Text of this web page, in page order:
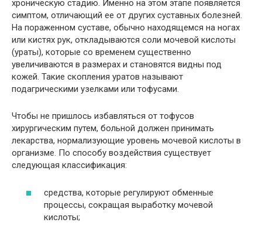
хроническую стадию. Именно на этом этапе появляется
симптом, отличающий ее от других суставных болезней.
На пораженном суставе, обычно находящемся на ногах
или кистях рук, откладываются соли мочевой кислоты
(ураты), которые со временем существенно
увеличиваются в размерах и становятся видны под
кожей. Такие скопления уратов называют
подагрическими узелками или тофусами.
Чтобы не пришлось избавляться от тофусов
хирургическим путем, больной должен принимать
лекарства, нормализующие уровень мочевой кислоты в
организме. По способу воздействия существует
следующая классификация:
средства, которые регулируют обменные
процессы, сокращая выработку мочевой
кислоты;